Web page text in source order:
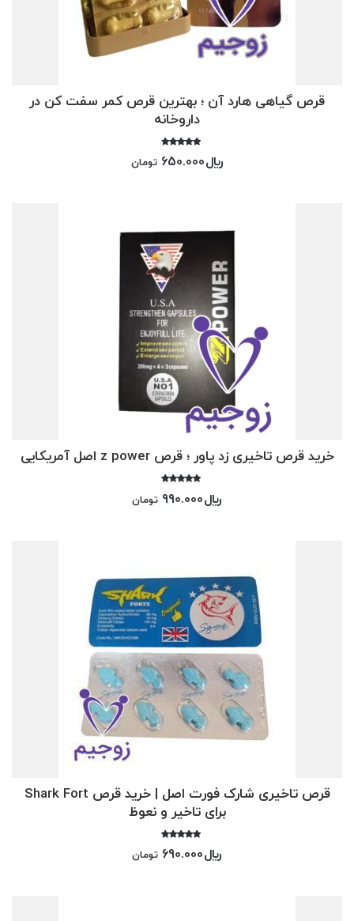
قرص گیاهی هارد آن ؛ بهترین قرص کمر سفت کن در
داروخانه
4.00
﷼650.000 تومان
خرید قرص تاخیری زد پاور ؛ قرص z power اصل آمریکایی
5.00
﷼990.000 تومان
قرص تاخیری شارک فورت اصل | خرید قرص Shark Fort
برای تاخیر و نعوظ
5.00
﷼690.000 تومان